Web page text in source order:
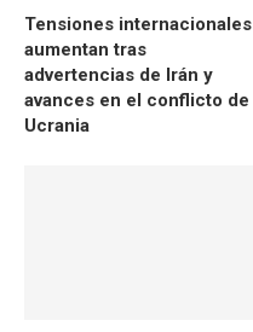
Tensiones internacionales
aumentan tras
advertencias de Irán y
avances en el conflicto de
Ucrania